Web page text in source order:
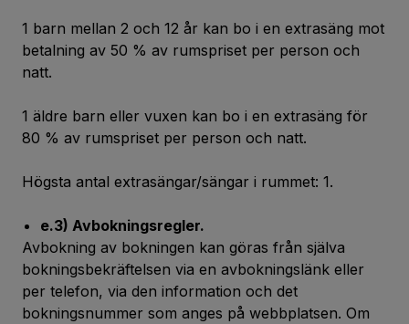
1 barn mellan 2 och 12 år kan bo i en extrasäng mot
betalning av 50 % av rumspriset per person och
natt.
1 äldre barn eller vuxen kan bo i en extrasäng för
80 % av rumspriset per person och natt.
Högsta antal extrasängar/sängar i rummet: 1.
e.3) Avbokningsregler.
Avbokning av bokningen kan göras från själva
bokningsbekräftelsen via en avbokningslänk eller
per telefon, via den information och det
bokningsnummer som anges på webbplatsen. Om